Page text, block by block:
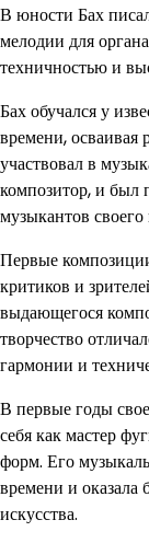
В юности Бах
мелодии для
техничностью и
Бах обучался у
времени,
участвовал в
композитор, и был
музыкантов
Первые
критиков и
выдающегося
творчество
гармонии и
В первые годы
себя как мастер
форм. Его
времени и оказала
искусства.